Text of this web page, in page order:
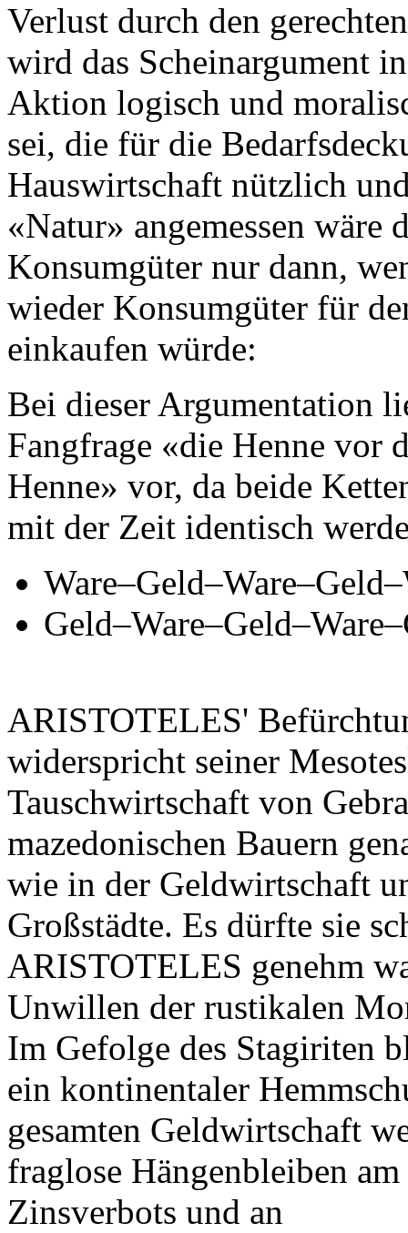
Verlust durch den
wird das Scheinargument
Aktion logisch und
sei, die für die
Hauswirtschaft nützlich
«Natur» angemessen wäre
Konsumgüter nur dann,
wieder Konsumgüter für
einkaufen würde:
Bei dieser Argumentation
Fangfrage «die Henne vor
Henne» vor, da beide
mit der Zeit identisch
ARISTOTELES'
widerspricht seiner
Tauschwirtschaft von
mazedonischen Bauern
wie in der Geldwirtschaft
Großstädte. Es dürfte sie
ARISTOTELES genehm
Unwillen der rustikalen
Im Gefolge des Stagiriten
ein kontinentaler
gesamten Geldwirtschaft
fraglose Hängenbleiben
Zinsverbots und an